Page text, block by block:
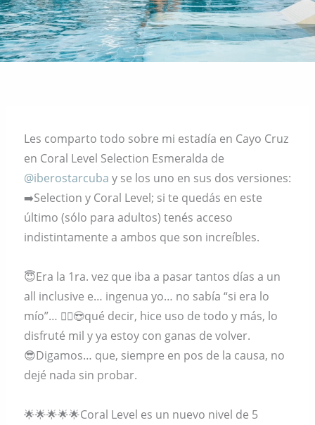
Les comparto todo sobre mi estadía en Cayo Cruz
en Coral Level Selection Esmeralda de
@iberostarcuba y se los uno en sus dos versiones:
➡️Selection y Coral Level; si te quedás en este
último (sólo para adultos) tenés acceso
indistintamente a ambos que son increíbles.
😇Era la 1ra. vez que iba a pasar tantos días a un
all inclusive e… ingenua yo… no sabía “si era lo
mío”… 🤦‍♀️😎qué decir, hice uso de todo y más, lo
disfruté mil y ya estoy con ganas de volver.
😎Digamos… que, siempre en pos de la causa, no
dejé nada sin probar.
🌟🌟🌟🌟🌟Coral Level es un nuevo nivel de 5